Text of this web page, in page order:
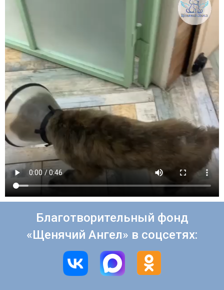
Благотворительный фонд
«Щенячий Ангел» в соцсетях: